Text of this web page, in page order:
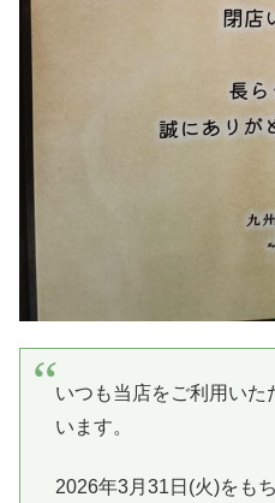
いつも当店をご利用い
います。
2026年3月31日(火)をも